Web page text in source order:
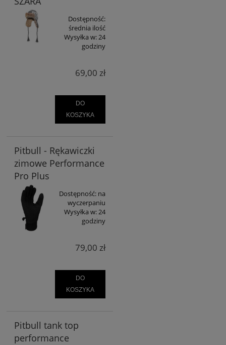
Dostępność:
średnia ilość
Wysyłka w:24
godziny
69,00 zł
DO
KOSZYKA
Pitbull - Rękawiczki
zimowe Performance
Pro Plus
Dostępność: na
wyczerpaniu
Wysyłka w:24
godziny
79,00 zł
DO
KOSZYKA
Pitbull tank top
performance